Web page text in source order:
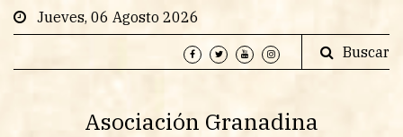
Jueves, 06 Agosto 2026
Buscar
Asociación Granadina